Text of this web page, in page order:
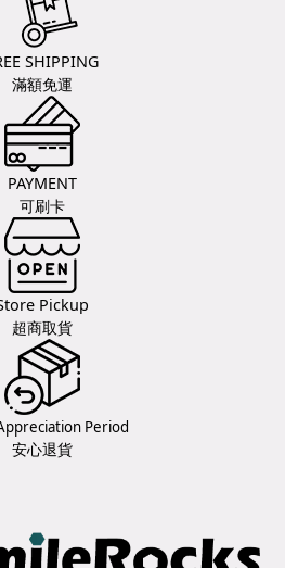
SHIPPING
滿額免運
PAYMENT
可刷卡
Pickup
超商取貨
Period
安心退貨